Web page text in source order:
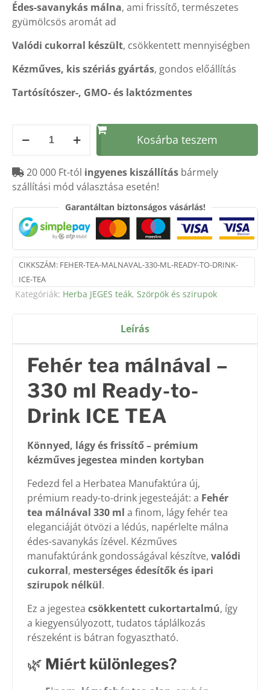
Édes-savanykás málna, ami frissítő, természetes
gyümölcsös aromát ad
Valódi cukorral készült, csökkentett mennyiségben
Kézműves, kis szériás gyártás, gondos előállítás
Tartósítószer-, GMO- és laktózmentes
tea
–
330
Ready-
to-
Drink
ICE
TEA
mennyiség
Kosárba teszem
20 000 Ft-tól ingyenes kiszállítás bármely
szállítási mód választása esetén!
Garantáltan biztonságos vásárlás!
CIKKSZÁM: FEHER-TEA-MALNAVAL-330-ML-READY-TO-DRINK-
ICE-TEA
Kategóriák: Herba JEGES teák, Szörpök és szirupok
Leírás
Fehér tea málnával –
330 ml Ready-to-
Drink ICE TEA
Könnyed, lágy és frissítő – prémium
kézműves jegestea minden kortyban
Fedezd fel a Herbatea Manufaktúra új,
prémium ready-to-drink jegesteáját: a Fehér
tea málnával 330 ml a finom, lágy fehér tea
eleganciáját ötvözi a lédús, napérlelte málna
édes-savanykás ízével. Kézműves
manufaktúránk gondosságával készítve, valódi
cukorral, mesterséges édesítők és ipari
szirupok nélkül.
Ez a jegestea csökkentett cukortartalmú, így
a kiegyensúlyozott, tudatos táplálkozás
részeként is bátran fogyasztható.
🌿 Miért különleges?